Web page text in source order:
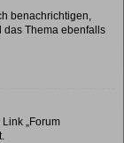
benachrichtigen,
das Thema ebenfalls
„Forum